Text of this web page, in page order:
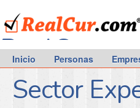
Inicio Personas
Sector